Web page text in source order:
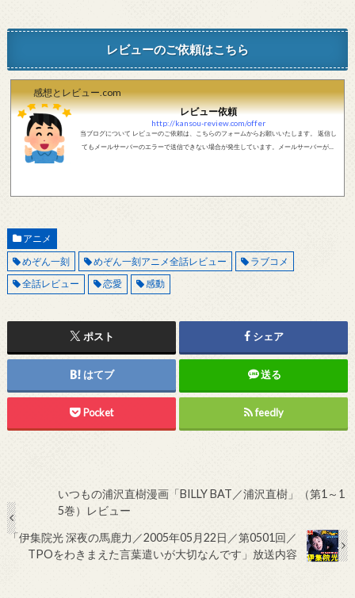
レビューのご依頼はこちら
感想とレビュー.com
レビュー依頼
http://kansou-review.com/offer
当ブログについて レビューのご依頼は、こちらのフォームからお願いいたします。 返信し
てもメールサーバーのエラーで送信できない場合が発生しています。メールサーバーが正
アニメ
めぞん一刻
めぞん一刻アニメ全話レビュー
ラブコメ
全話レビュー
恋愛 感動
ポスト シェア
はてブ 送る
Pocket feedly
いつもの浦沢直樹漫画「BILLY BAT／浦沢直樹」（第1～1
5巻）レビュー
「伊集院光 深夜の馬鹿力／2005年05月22日／第0501回／
TPOをわきまえた言葉遣いが大切なんです」放送内容